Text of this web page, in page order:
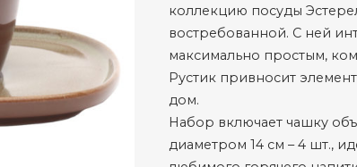
коллекцию посуды
востребованной. С ней
максимально простым,
Рустик привносит
дом.
Набор включает чашку
диаметром 14 см – 4 шт.,